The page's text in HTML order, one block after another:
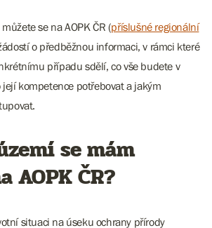
se na AOPK ČR (příslušné regionální
o předběžnou informaci, v rámci které
případu sdělí, co vše budete v
kompetence potřebovat a jakým
se mám
AOPK ČR?
situaci na úseku ochrany přírody